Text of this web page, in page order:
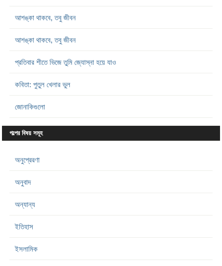
আশঙ্কা থাকবে, তবু জীবন
আশঙ্কা থাকবে, তবু জীবন
প্রতিবার শীতে ভিজে তুমি জ্যোস্না হয়ে যাও
কবিতা: পুতুল খেলার ভুল
জোনাকিগুলো
গল্পের বিষয় সমূহ
অনুপ্রেরণা
অনুবাদ
অন্যান্য
ইতিহাস
ইসলামিক